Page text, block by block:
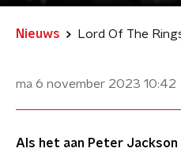
Nieuws
ma 6 november 2023 10:42
Als het aan Peter Jackson